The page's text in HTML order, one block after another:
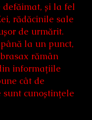
defăimat, și la fel
rădăcinile sale
de urmărit.
la un punct,
rămân
informațiile
cât de
sunt cunoștințele